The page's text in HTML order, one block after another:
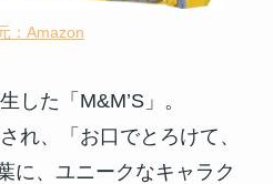
：Amazon
した「M&M’S」。
れ、「お口でとろけて、
に、ユニークなキャラク